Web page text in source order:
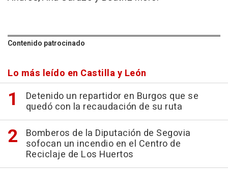
Contenido patrocinado
Lo más leído en Castilla y León
Detenido un repartidor en Burgos que se
quedó con la recaudación de su ruta
Bomberos de la Diputación de Segovia
sofocan un incendio en el Centro de
Reciclaje de Los Huertos